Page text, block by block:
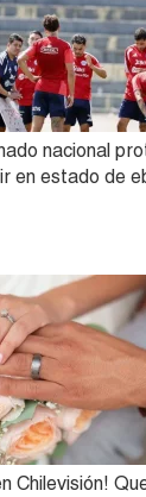
nacional
en estado de
Chilevisión!